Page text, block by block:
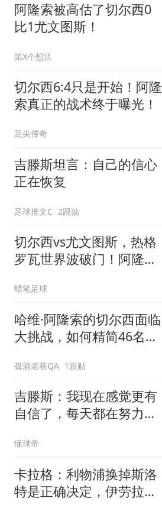
阿隆索被高估了切尔西0
比1尤文图斯！
第X个想法
切尔西6:4只是开始！阿隆
索真正的战术终于曝光！
足尖传奇
吉滕斯坦言：自己的信心
正在恢复
足球推文C 2跟贴
切尔西vs尤文图斯，热格
罗瓦世界波破门！阿隆索
蜡笔足球
哈维·阿隆索的切尔西面临
大挑战，如何精简46名球
孤酒老巷QA 1跟贴
吉滕斯：我现在感觉更有
自信了，每天都在努力成
懂球帝
卡拉格：利物浦换掉斯洛
特是正确决定，伊劳拉的